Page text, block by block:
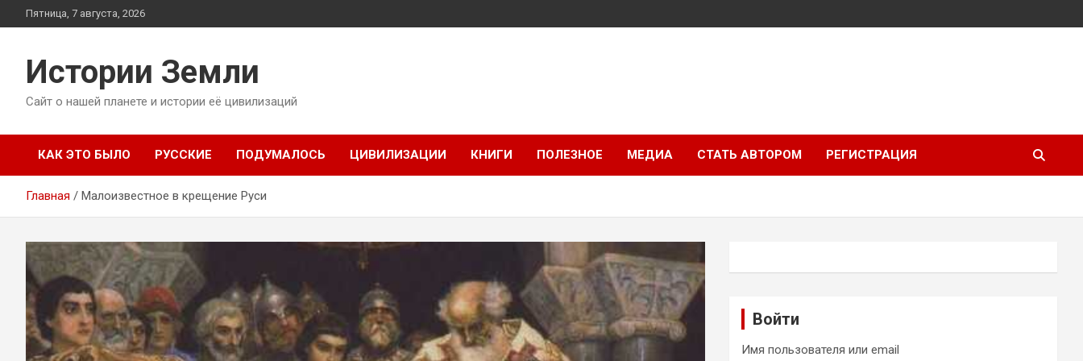
Перейти
к
Пятница, 7 августа, 2026
Истории Земли
Сайт о нашей планете и истории её цивилизаций
КАК ЭТО БЫЛО РУССКИЕ ПОДУМАЛОСЬ ЦИВИЛИЗАЦИИ КНИГИ ПОЛЕЗНОЕ МЕДИА СТАТЬ АВТОРОМ РЕГИСТРАЦИЯ
Главная Малоизвестное в крещение Руси
Войти
Имя пользователя или email